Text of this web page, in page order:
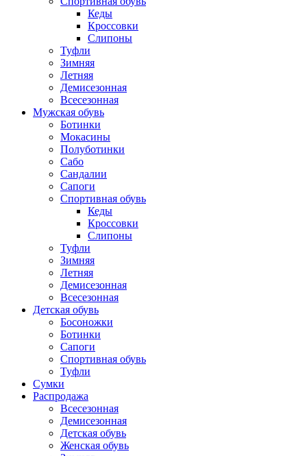
Кеды
Кроссовки
Слипоны
Туфли
Зимняя
Летняя
Демисезонная
Всесезонная
Мужская обувь
Ботинки
Мокасины
Полуботинки
Сабо
Сандалии
Сапоги
Спортивная обувь
Кеды
Кроссовки
Слипоны
Туфли
Зимняя
Летняя
Демисезонная
Всесезонная
Детская обувь
Босоножки
Ботинки
Сапоги
Спортивная обувь
Туфли
Сумки
Распродажа
Всесезонная
Демисезонная
Детская обувь
Женская обувь